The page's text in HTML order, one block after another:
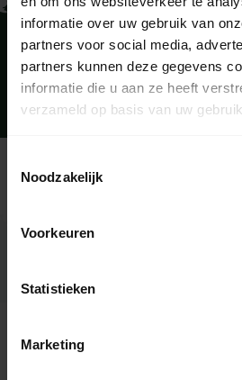
informatie over uw gebruik van
partners voor social media,
partners kunnen deze gegevens
informatie die u aan ze heeft
verzameld op basis van uw
Noodzakelijk
Voorkeuren
Statistieken
Marketing
Dutch spoken course